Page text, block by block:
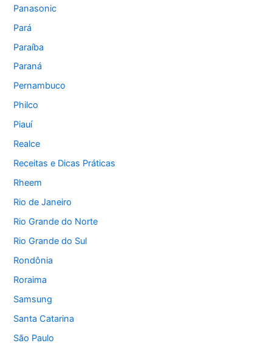
Panasonic
Pará
Paraíba
Paraná
Pernambuco
Philco
Piauí
Realce
Receitas e Dicas Práticas
Rheem
Rio de Janeiro
Rio Grande do Norte
Rio Grande do Sul
Rondônia
Roraima
Samsung
Santa Catarina
São Paulo